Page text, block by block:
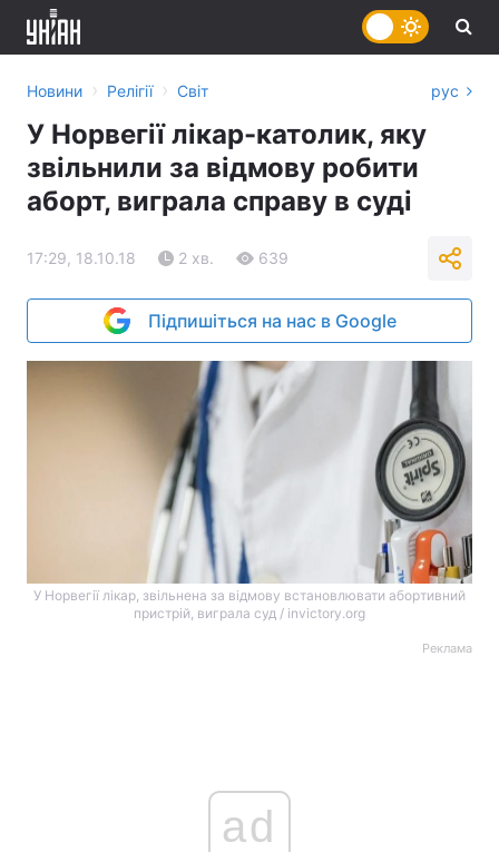
Новини › Релігії › Світ рус
У Норвегії лікар-католик, яку
звільнили за відмову робити
аборт, виграла справу в суді
17:29, 18.10.18 2 хв. 639
Підпишіться на нас в Google
У Норвегії лікар, звільнена за відмову встановлювати абортивний
пристрій, виграла суд / invictory.org
Реклама
ad